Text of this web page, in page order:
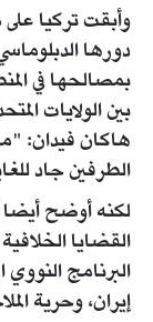
وأبقت تركيا
دورها
بمصالحها في
بين الولايات
هاكان فيدان:
الطرفين جاد
لكنه أوضح أيضا
القضايا
البرنامج
إيران، وحرية